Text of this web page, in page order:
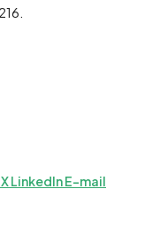
XLinkedInE-mail